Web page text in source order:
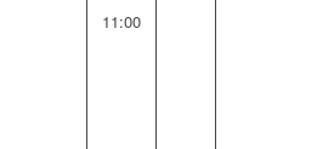
11:00